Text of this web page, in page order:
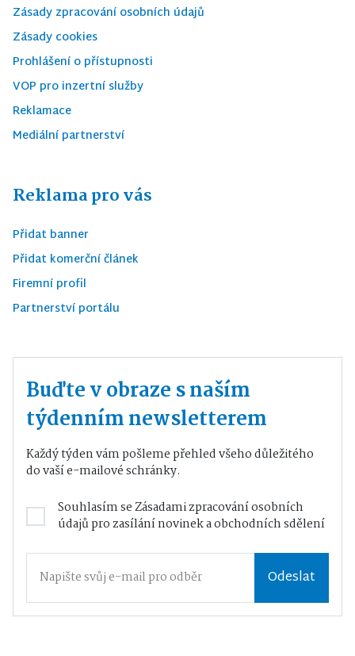
Zásady zpracování osobních údajů
Zásady cookies
Prohlášení o přístupnosti
VOP pro inzertní služby
Reklamace
Mediální partnerství
Reklama pro vás
Přidat banner
Přidat komerční článek
Firemní profil
Partnerství portálu
Buďte v obraze s naším
týdenním newsletterem
Každý týden vám pošleme přehled všeho důležitého
do vaší e-mailové schránky.
Souhlasím seZásadami zpracování osobních
údajůpro zasílání novinek a obchodních sdělení
Odeslat